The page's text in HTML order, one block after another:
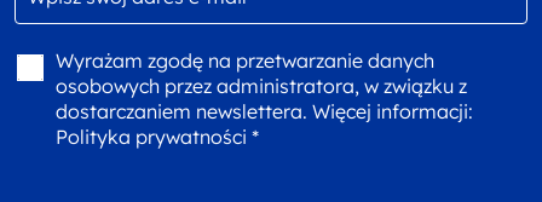
Wyrażam zgodę na przetwarzanie danych
osobowych przez administratora, w związku z
dostarczaniem newslettera. Więcej informacji:
Polityka prywatności *